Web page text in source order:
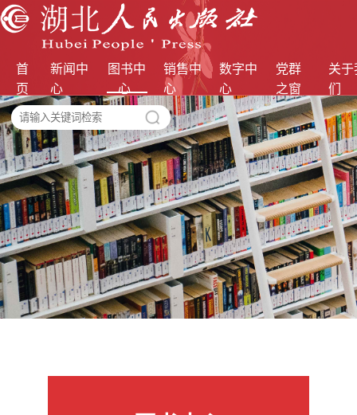
首
页
新闻中
心
图书中
心
销售中
心
数字中
心
党群
之窗
关
们